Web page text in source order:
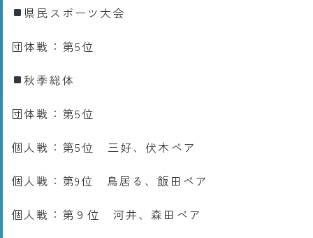
県民スポーツ大会
団体戦：第5位
秋季総体
団体戦：第5位
個人戦：第5位 三好、伏木ペア
個人戦：第9位 鳥居る、飯田ペア
個人戦：第９位 河井、森田ペア